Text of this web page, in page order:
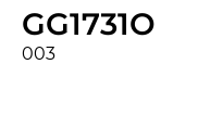
GG1731O
003